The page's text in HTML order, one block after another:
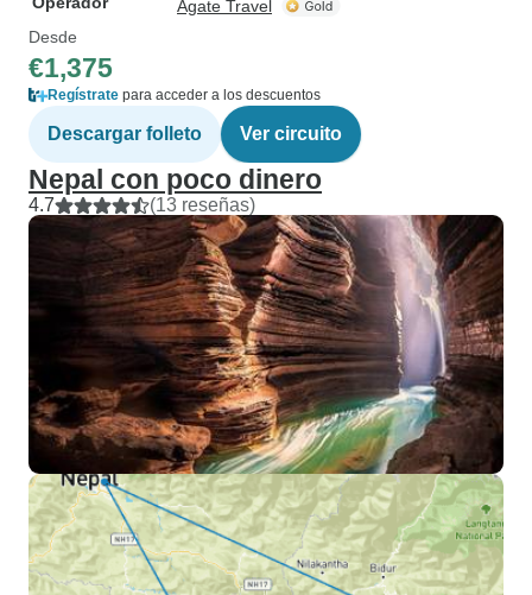
Agate Travel
Desde
€1,375
Regístrate para acceder a los descuentos
Descargar folleto Ver circuito
Nepal con poco dinero
4.7 (13 reseñas)